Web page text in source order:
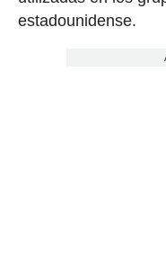
estadounidense.